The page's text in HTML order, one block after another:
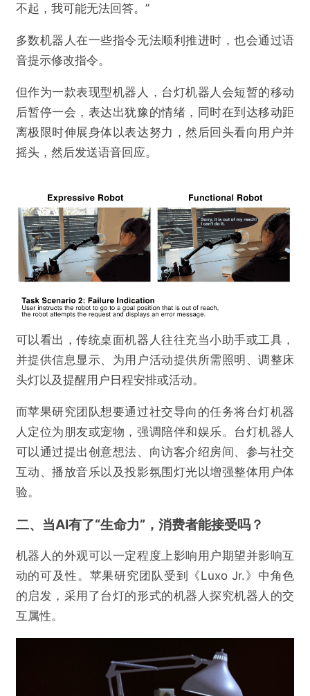
苹果首个AI陪伴机器人“曝光”：能跳舞还会生气
欺诈 色情 诱导行为
不实信息 违法犯罪 其他
提交
不起，我可能无法回答。”
多数机器人在一些指令无法顺利推进时，也会通过语
音提示修改指令。
但作为一款表现型机器人，台灯机器人会短暂的移动
后暂停一会，表达出犹豫的情绪，同时在到达移动距
离极限时伸展身体以表达努力，然后回头看向用户并
摇头，然后发送语音回应。
可以看出，传统桌面机器人往往充当小助手或工具，
并提供信息显示、为用户活动提供所需照明、调整床
头灯以及提醒用户日程安排或活动。
而苹果研究团队想要通过社交导向的任务将台灯机器
人定位为朋友或宠物，强调陪伴和娱乐。台灯机器人
可以通过提出创意想法、向访客介绍房间、参与社交
互动、播放音乐以及投影氛围灯光以增强整体用户体
验。
二、当AI有了“生命力”，消费者能接受吗？
机器人的外观可以一定程度上影响用户期望并影响互
动的可及性。苹果研究团队受到《Luxo Jr.》中角色
的启发，采用了台灯的形式的机器人探究机器人的交
互属性。